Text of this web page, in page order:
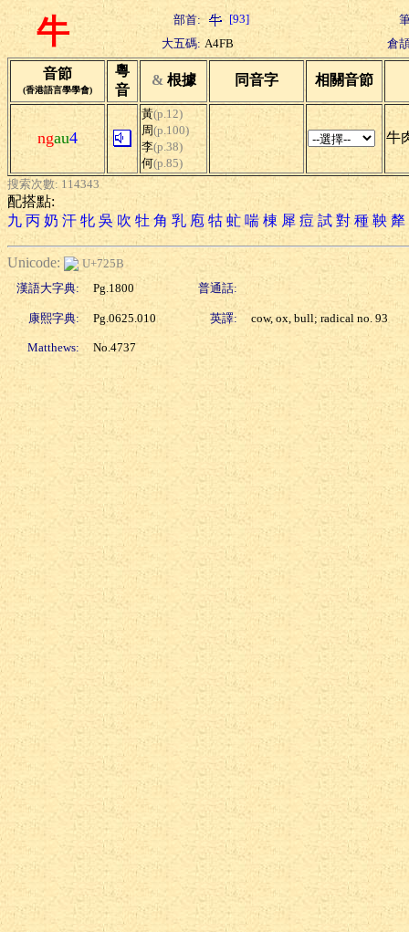
牛 部首: [93]
大五碼: A4FB 倉
音節
(香港語言學學會)
粵
音
& 根據 同音字 相關音節
ngau4
黃(p.12)
周(p.100)
李(p.38)
何(p.85)
牛
搜索次數: 114343
配搭點:
九 丙 奶 汗 牝 吳 吹 牡 角 乳 庖 牯 虻 喘 棟 犀 痘 試 對 種 鞅 犛
Unicode:
U+725B
漢語大字典:
Pg.1800 普通話:
康熙字典: Pg.0625.010 英譯: cow, ox, bull; radical no. 93
Matthews: No.4737